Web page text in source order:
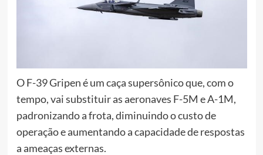
O F-39 Gripen é um caça supersônico que, com o
tempo, vai substituir as aeronaves F-5M e A-1M,
padronizando a frota, diminuindo o custo de
operação e aumentando a capacidade de respostas
a ameaças externas.